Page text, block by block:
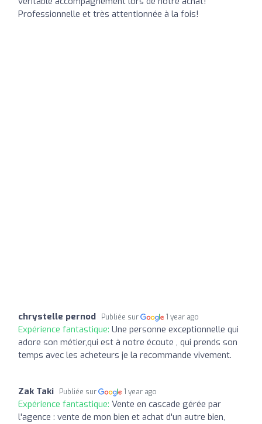
Professionnelle et très attentionnée à la fois!
chrystelle pernod Publiée sur 1 year ago
Expérience fantastique: Une personne exceptionnelle qui
adore son métier,qui est à notre écoute , qui prends son
temps avec les acheteurs je la recommande vivement.
Zak Taki Publiée sur 1 year ago
Expérience fantastique: Vente en cascade gérée par
l'agence : vente de mon bien et achat d'un autre bien,